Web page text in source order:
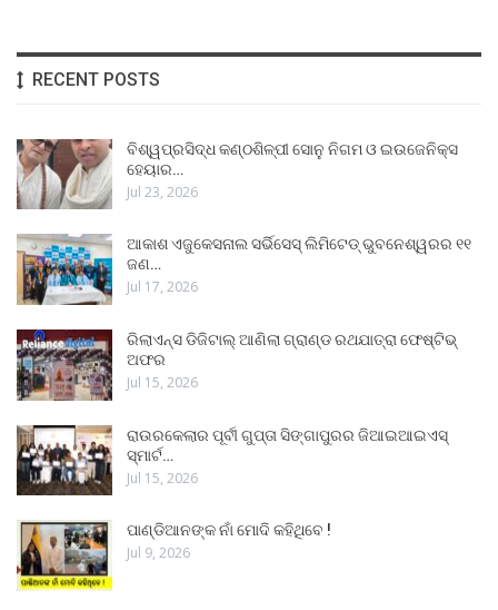
RECENT POSTS
ବିଶ୍ୱପ୍ରସିଦ୍ଧ କଣ୍ଠଶିଳ୍ପୀ ସୋନୁ ନିଗମ ଓ ଇଉଜେନିକ୍ସ
ହେୟାର…
Jul 23, 2026
ଆକାଶ ଏଜୁକେସନାଲ ସର୍ଭିସେସ୍ ଲିମିଟେଡ୍ ଭୁବନେଶ୍ୱରର ୧୧
ଜଣ…
Jul 17, 2026
ରିଲାଏନ୍ସ ଡିଜିଟାଲ୍ ଆଣିଲା ଗ୍ରାଣ୍ଡ ରଥଯାତ୍ରା ଫେଷ୍ଟିଭ୍
ଅଫର
Jul 15, 2026
ରାଉରକେଲାର ପୂର୍ବୀ ଗୁପ୍ତା ସିଙ୍ଗାପୁରର ଜିଆଇଆଇଏସ୍
ସ୍ମାର୍ଟ…
Jul 15, 2026
ପାଣ୍ଡିଆନଙ୍କ ନାଁ ମୋଦି କହିଥିବେ !
Jul 9, 2026